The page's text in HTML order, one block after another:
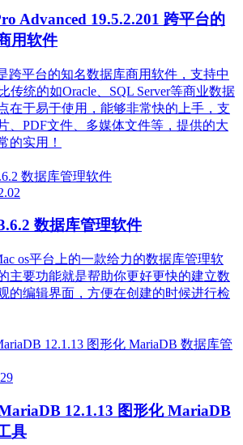
Advanced 19.5.2.201 跨平台的
用软件
跨平台的知名数据库商用软件，支持中
传统的如Oracle、SQL Server等商业数据
在于易于使用，能够非常快的上手，支
、PDF文件、多媒体文件等，提供的大
的实用！
数据库管理软件
os平台上的一款给力的数据库管理软
主要功能就是帮助你更好更快的建立数
的编辑界面，方便在创建的时候进行检
12.1.13 图形化 MariaDB
具